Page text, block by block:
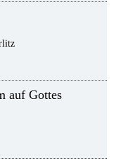
auf Gottes